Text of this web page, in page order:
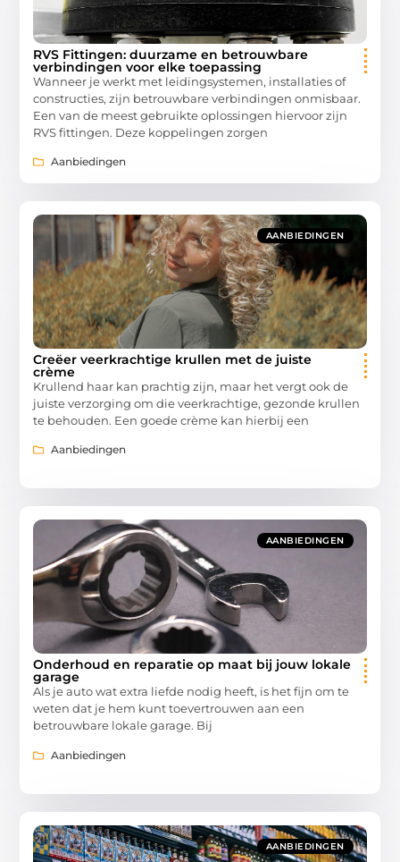
RVS Fittingen: duurzame en betrouwbare
verbindingen voor elke toepassing
Wanneer je werkt met leidingsystemen, installaties of
constructies, zijn betrouwbare verbindingen onmisbaar.
Een van de meest gebruikte oplossingen hiervoor zijn
RVS fittingen. Deze koppelingen zorgen
Aanbiedingen
AANBIEDINGEN
Creëer veerkrachtige krullen met de juiste
crème
Krullend haar kan prachtig zijn, maar het vergt ook de
juiste verzorging om die veerkrachtige, gezonde krullen
te behouden. Een goede crème kan hierbij een
Aanbiedingen
AANBIEDINGEN
Onderhoud en reparatie op maat bij jouw lokale
garage
Als je auto wat extra liefde nodig heeft, is het fijn om te
weten dat je hem kunt toevertrouwen aan een
betrouwbare lokale garage. Bij
Aanbiedingen
AANBIEDINGEN